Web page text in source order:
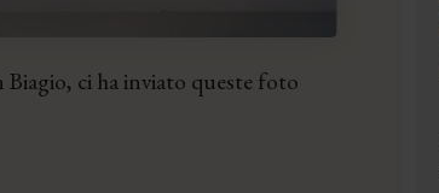
ci ha inviato queste foto